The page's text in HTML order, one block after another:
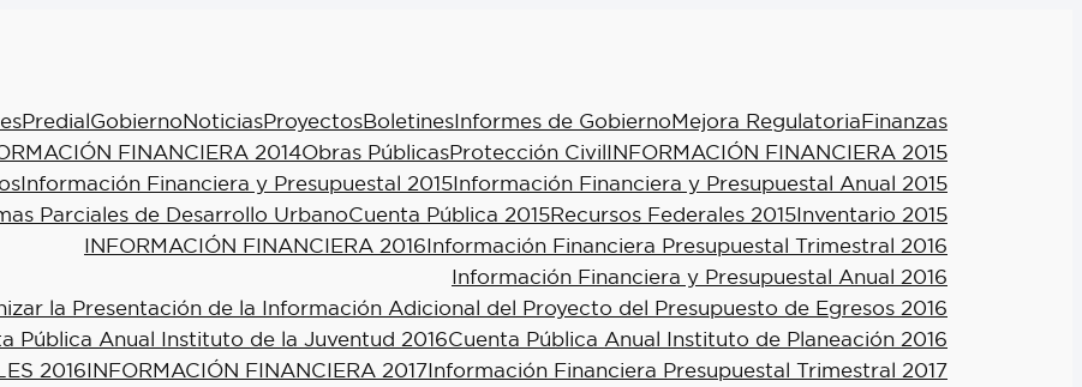
PredialGobiernoNoticiasProyectosBoletinesInformes de GobiernoMejora RegulatoriaFinanzas
FINANCIERA 2014Obras PúblicasProtección CivilINFORMACIÓN FINANCIERA 2015
Información Financiera y Presupuestal 2015Información Financiera y Presupuestal Anual 2015
Parciales de Desarrollo UrbanoCuenta Pública 2015Recursos Federales 2015Inventario 2015
INFORMACIÓN FINANCIERA 2016Información Financiera Presupuestal Trimestral 2016
Información Financiera y Presupuestal Anual 2016
la Presentación de la Información Adicional del Proyecto del Presupuesto de Egresos 2016
Pública Anual Instituto de la Juventud 2016Cuenta Pública Anual Instituto de Planeación 2016
2016INFORMACIÓN FINANCIERA 2017Información Financiera Presupuestal Trimestral 2017